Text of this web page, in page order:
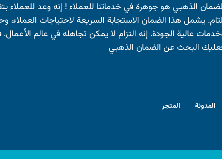
الذهبي هو جوهرة في خدماتنا للعملاء ! إنه وعد
يشمل هذا الضمان الاستجابة السريعة لاحتياجات
عالية الجودة. إنه التزام لا يمكن تجاهله في عالم
البحث عن الضمان الذهبي
المدونة المتجر